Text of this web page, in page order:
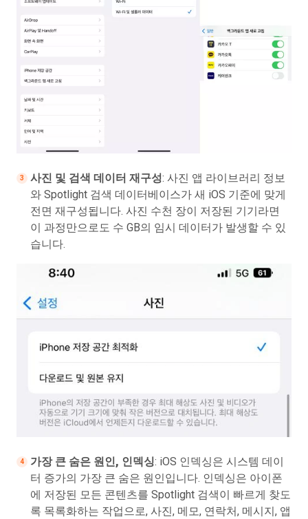
사진 및 검색 데이터 재구성: 사진 앱 라이브러리 정보
와 Spotlight 검색 데이터베이스가 새 iOS 기준에 맞게
전면 재구성됩니다. 사진 수천 장이 저장된 기기라면
이 과정만으로도 수 GB의 임시 데이터가 발생할 수 있
습니다.
가장 큰 숨은 원인, 인덱싱: iOS 인덱싱은 시스템 데이
터 증가의 가장 큰 숨은 원인입니다. 인덱싱은 아이폰
에 저장된 모든 콘텐츠를 Spotlight 검색이 빠르게 찾도
록 목록화하는 작업으로, 사진, 메모, 연락처, 메시지, 앱